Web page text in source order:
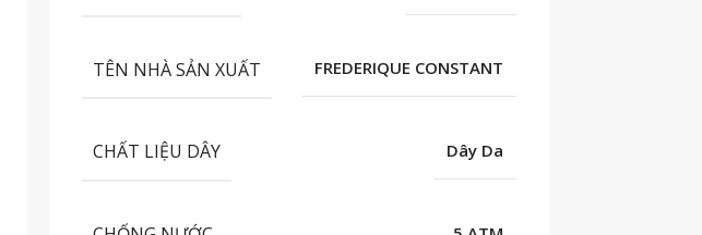
TÊN NHÀ SẢN XUẤT FREDERIQUE CONSTANT
CHẤT LIỆU DÂY Dây Da